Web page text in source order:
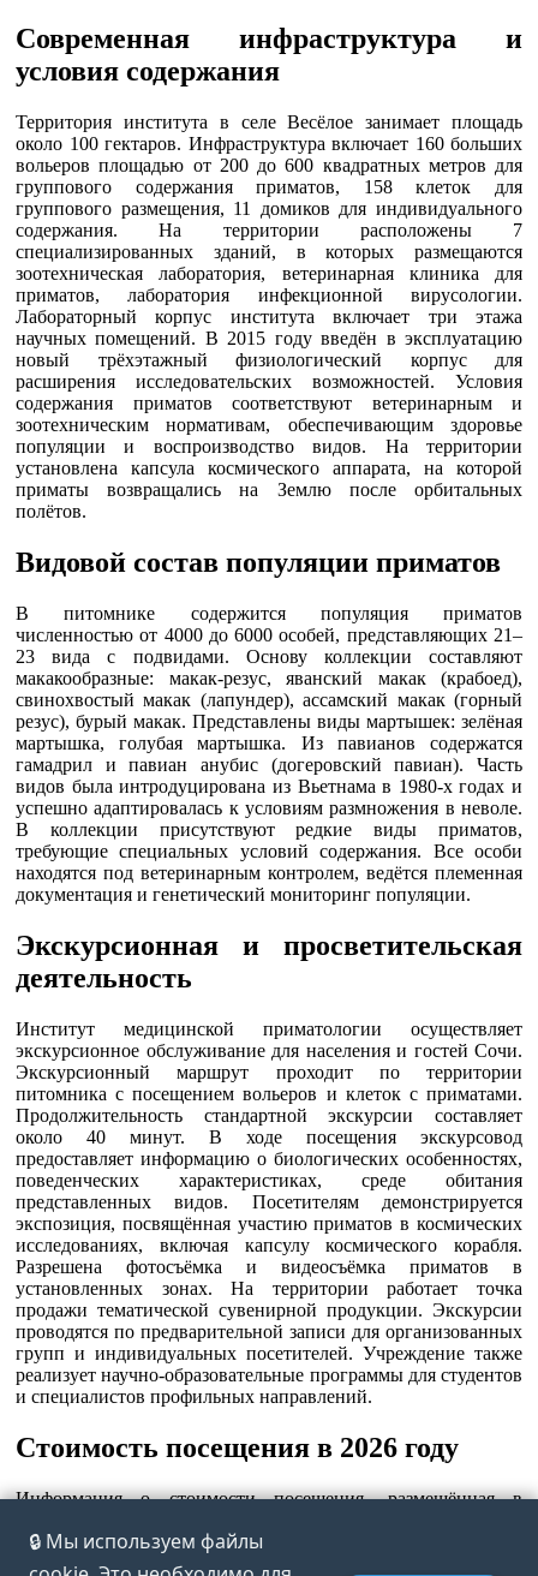
Современная инфраструктура и
условия содержания
Территория института в селе Весёлое занимает площадь
около 100 гектаров. Инфраструктура включает 160 больших
вольеров площадью от 200 до 600 квадратных метров для
группового содержания приматов, 158 клеток для
группового размещения, 11 домиков для индивидуального
содержания. На территории расположены 7
специализированных зданий, в которых размещаются
зоотехническая лаборатория, ветеринарная клиника для
приматов, лаборатория инфекционной вирусологии.
Лабораторный корпус института включает три этажа
научных помещений. В 2015 году введён в эксплуатацию
новый трёхэтажный физиологический корпус для
расширения исследовательских возможностей. Условия
содержания приматов соответствуют ветеринарным и
зоотехническим нормативам, обеспечивающим здоровье
популяции и воспроизводство видов. На территории
установлена капсула космического аппарата, на которой
приматы возвращались на Землю после орбитальных
полётов.
Видовой состав популяции приматов
В питомнике содержится популяция приматов
численностью от 4000 до 6000 особей, представляющих 21–
23 вида с подвидами. Основу коллекции составляют
макакообразные: макак-резус, яванский макак (крабоед),
свинохвостый макак (лапундер), ассамский макак (горный
резус), бурый макак. Представлены виды мартышек: зелёная
мартышка, голубая мартышка. Из павианов содержатся
гамадрил и павиан анубис (догеровский павиан). Часть
видов была интродуцирована из Вьетнама в 1980-х годах и
успешно адаптировалась к условиям размножения в неволе.
В коллекции присутствуют редкие виды приматов,
требующие специальных условий содержания. Все особи
находятся под ветеринарным контролем, ведётся племенная
документация и генетический мониторинг популяции.
Экскурсионная и просветительская
деятельность
Институт медицинской приматологии осуществляет
экскурсионное обслуживание для населения и гостей Сочи.
Экскурсионный маршрут проходит по территории
питомника с посещением вольеров и клеток с приматами.
Продолжительность стандартной экскурсии составляет
около 40 минут. В ходе посещения экскурсовод
предоставляет информацию о биологических особенностях,
поведенческих характеристиках, среде обитания
представленных видов. Посетителям демонстрируется
экспозиция, посвящённая участию приматов в космических
исследованиях, включая капсулу космического корабля.
Разрешена фотосъёмка и видеосъёмка приматов в
установленных зонах. На территории работает точка
продажи тематической сувенирной продукции. Экскурсии
проводятся по предварительной записи для организованных
групп и индивидуальных посетителей. Учреждение также
реализует научно-образовательные программы для студентов
и специалистов профильных направлений.
Стоимость посещения в 2026 году
Информация о стоимости посещения, размещённая в
14 лет, 200 рублей для детей в возрасте от 7 до 14 лет
включительно, бесплатное посещение для детей до 7 лет.
🔒 Мы используем файлы